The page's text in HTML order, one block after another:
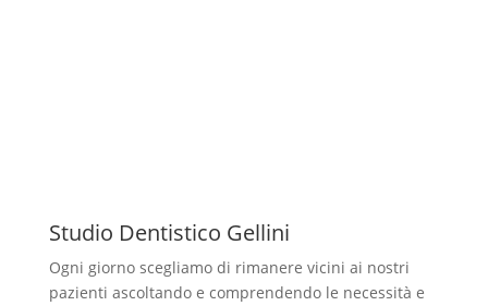
Studio Dentistico Gellini
Ogni giorno scegliamo di rimanere vicini ai nostri
pazienti ascoltando e comprendendo le necessità e